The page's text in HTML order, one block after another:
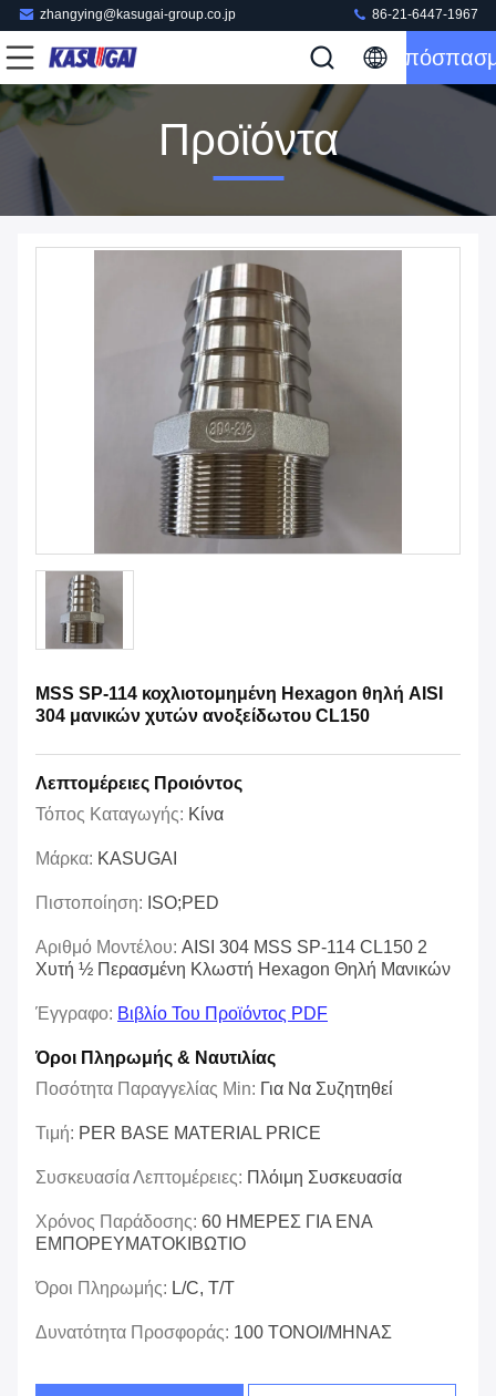
zhangying@kasugai-group.co.jp 86-21-6447-1967
Προϊόντα
MSS SP-114 κοχλιοτομημένη Hexagon θηλή AISI
304 μανικών χυτών ανοξείδωτου CL150
Λεπτομέρειες Προιόντος
Τόπος Καταγωγής: Κίνα
Μάρκα: KASUGAI
Πιστοποίηση: ISO;PED
Αριθμό Μοντέλου: AISI 304 MSS SP-114 CL150 2
Χυτή ½ Περασμένη Κλωστή Hexagon Θηλή Μανικών
Έγγραφο: Βιβλίο Του Προϊόντος PDF
Όροι Πληρωμής & Ναυτιλίας
Ποσότητα Παραγγελίας Min: Για Να Συζητηθεί
Τιμή: PER BASE MATERIAL PRICE
Συσκευασία Λεπτομέρειες: Πλόιμη Συσκευασία
Χρόνος Παράδοσης: 60 ΗΜΕΡΕΣ ΓΙΑ ΕΝΑ
ΕΜΠΟΡΕΥΜΑΤΟΚΙΒΩΤΙΟ
Όροι Πληρωμής: L/C, T/T
Δυνατότητα Προσφοράς: 100 ΤΟΝΟΙ/ΜΗΝΑΣ